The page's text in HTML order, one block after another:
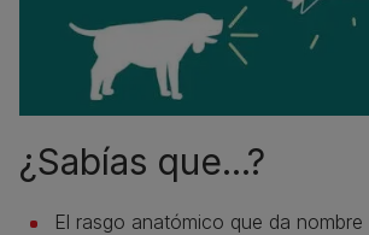
¿Sabías que...?
El rasgo anatómico que da